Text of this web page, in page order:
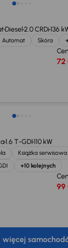
Diesel2.0 CRDi136
Automat Skóra
72
1.6 T-GDI110 kW
Książka serwisowa
+10 kolejnych
99
więcej